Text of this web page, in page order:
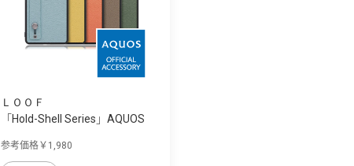
ＬＯＯＦ
「Hold-Shell Series」AQUOS
参考価格￥1,980